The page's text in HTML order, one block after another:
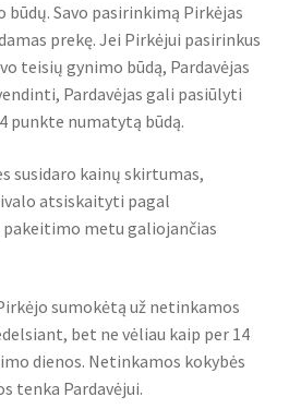
Savo pasirinkimą Pirkėjas
prekę. Jei Pirkėjui pasirinkus
teisių gynimo būdą, Pardavėjas
Pardavėjas gali pasiūlyti
punkte numatytą būdą.
susidaro kainų skirtumas,
atsiskaityti pagal
metu galiojančias
sumokėtą už netinkamos
bet ne vėliau kaip per 14
dienos. Netinkamos kokybės
tenka Pardavėjui.